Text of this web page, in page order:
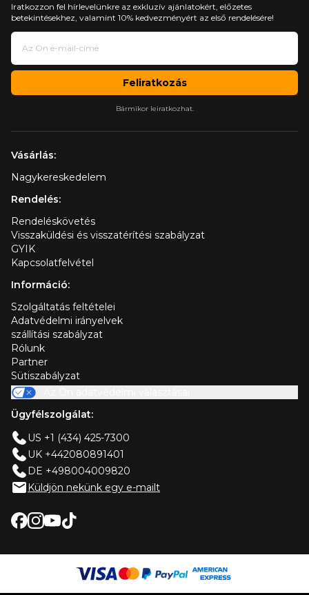
Iratkozzon fel hírlevelünkre az exkluzív ajánlatokért, előzetes
betekintésekhez, valamint 10% kedvezményért az első rendelésére!
Feliratkozás
Bármikor leiratkozhat.
Vásárlás:
Nagykereskedelem
Rendelés:
Rendeléskövetés
Visszaküldési és visszatérítési szabályzat
GYIK
Kapcsolatfelvétel
Információ:
Szolgáltatás feltételei
Adatvédelmi irányelvek
szállítási szabályzat
Rólunk
Partner
Sütiszabályzat
Ügyfélszolgálat:
US +1 (434) 425-7300
UK +442080891401
DE +498004009820
Küldjön nekünk egy e-mailt